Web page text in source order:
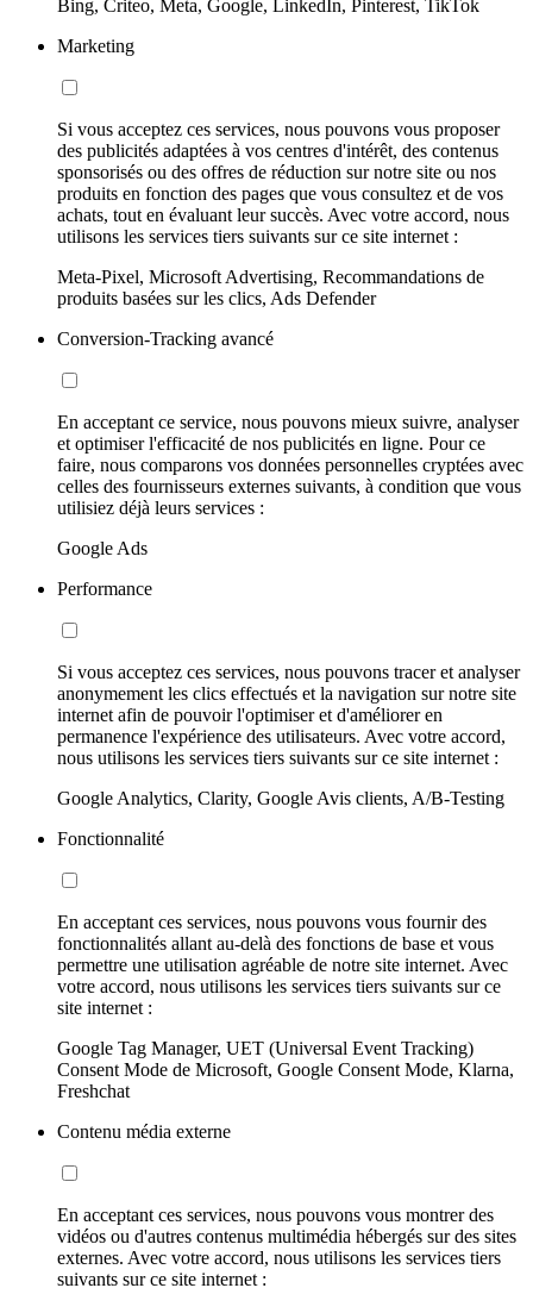
Bing, Criteo, Meta, Google, LinkedIn, Pinterest, TikTok
Marketing
Si vous acceptez ces services, nous pouvons vous proposer
des publicités adaptées à vos centres d'intérêt, des contenus
sponsorisés ou des offres de réduction sur notre site ou nos
produits en fonction des pages que vous consultez et de vos
achats, tout en évaluant leur succès. Avec votre accord, nous
utilisons les services tiers suivants sur ce site internet :
Meta-Pixel, Microsoft Advertising, Recommandations de
produits basées sur les clics, Ads Defender
Conversion-Tracking avancé
En acceptant ce service, nous pouvons mieux suivre, analyser
et optimiser l'efficacité de nos publicités en ligne. Pour ce
faire, nous comparons vos données personnelles cryptées avec
celles des fournisseurs externes suivants, à condition que vous
utilisiez déjà leurs services :
Google Ads
Performance
Si vous acceptez ces services, nous pouvons tracer et analyser
anonymement les clics effectués et la navigation sur notre site
internet afin de pouvoir l'optimiser et d'améliorer en
permanence l'expérience des utilisateurs. Avec votre accord,
nous utilisons les services tiers suivants sur ce site internet :
Google Analytics, Clarity, Google Avis clients, A/B-Testing
Fonctionnalité
En acceptant ces services, nous pouvons vous fournir des
fonctionnalités allant au-delà des fonctions de base et vous
permettre une utilisation agréable de notre site internet. Avec
votre accord, nous utilisons les services tiers suivants sur ce
site internet :
Google Tag Manager, UET (Universal Event Tracking)
Consent Mode de Microsoft, Google Consent Mode, Klarna,
Freshchat
Contenu média externe
En acceptant ces services, nous pouvons vous montrer des
vidéos ou d'autres contenus multimédia hébergés sur des sites
externes. Avec votre accord, nous utilisons les services tiers
suivants sur ce site internet :